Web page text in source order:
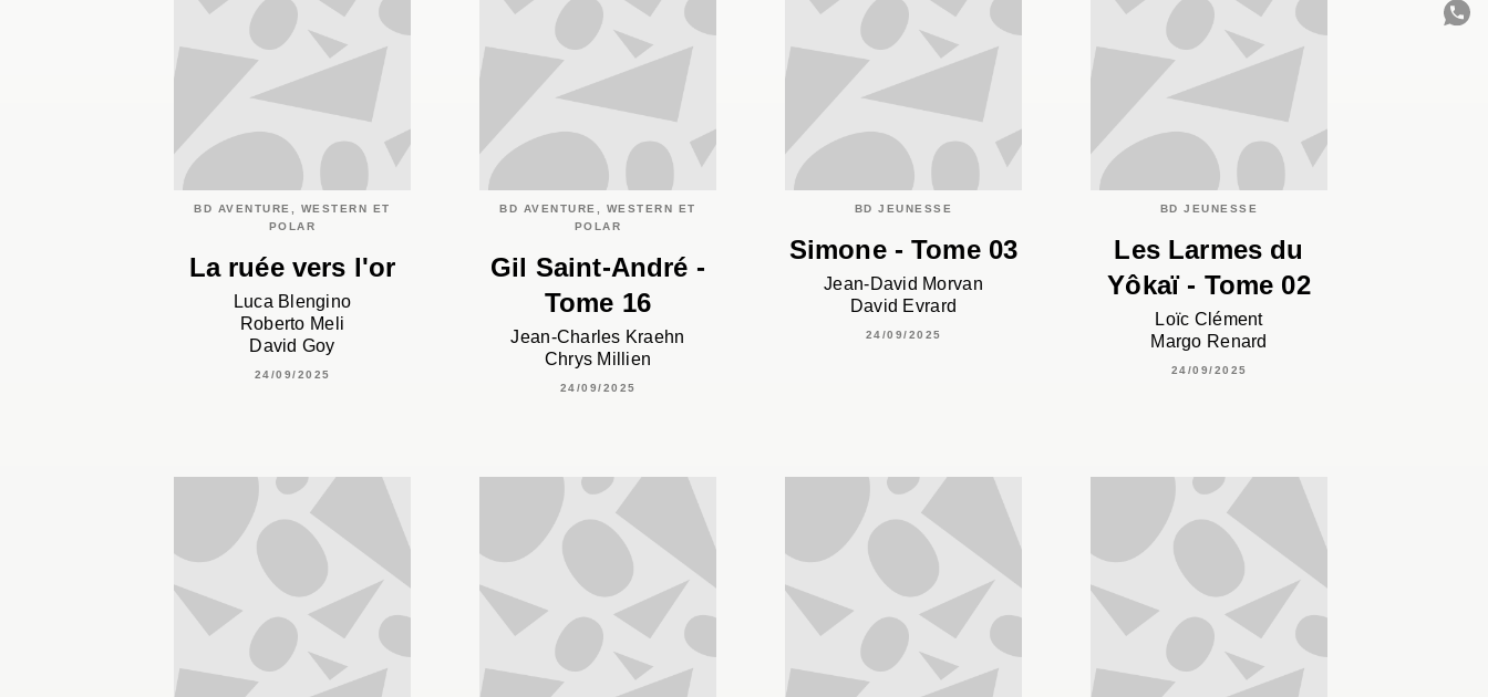
BD AVENTURE, WESTERN ET
POLAR
La ruée vers l'or
Luca Blengino
Roberto Meli
David Goy
24/09/2025
BD AVENTURE, WESTERN ET
POLAR
Gil Saint-André -
Tome 16
Jean-Charles Kraehn
Chrys Millien
24/09/2025
BD JEUNESSE
Simone - Tome 03
Jean-David Morvan
David Evrard
24/09/2025
BD JEUNESSE
Les Larmes du
Yôkaï - Tome 02
Loïc Clément
Margo Renard
24/09/2025